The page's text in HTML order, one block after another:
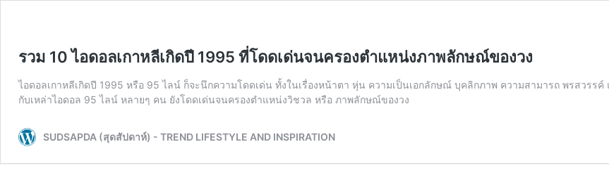
รวม 10 ไอดอลเกาหลีเกิดปี 1995 ที่โดดเด่นจนครองตำแหน่งภาพลักษณ์ของวง
ไอดอลเกาหลีเกิดปี 1995 หรือ 95 ไลน์ ก็จะนึกความโดดเด่น ทั้งในเรื่องหน้าตา หุ่น ความเป็นเอกลักษณ์ บุคลิกภาพ ความสามารถ พรสวรร
กับเหล่าไอดอล 95 ไลน์ หลายๆ คน ยังโดดเด่นจนครองตำแหน่งวิชวล หรือ ภาพลักษณ์ของวง
SUDSAPDA (สุดสัปดาห์) - TREND LIFESTYLE AND INSPIRATION